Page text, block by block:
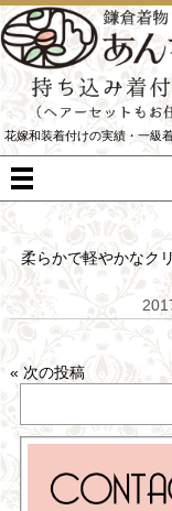
花嫁和装着付けの実績・一級
柔らかで軽やかなク
« 次の投稿